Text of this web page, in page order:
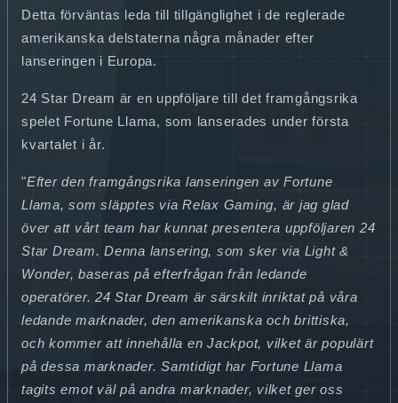
Detta förväntas leda till tillgänglighet i de reglerade
amerikanska delstaterna några månader efter
lanseringen i Europa.
24 Star Dream är en uppföljare till det framgångsrika
spelet Fortune Llama, som lanserades under första
kvartalet i år.
"Efter den framgångsrika lanseringen av Fortune
Llama, som släpptes via Relax Gaming, är jag glad
över att vårt team har kunnat presentera uppföljaren 24
Star Dream. Denna lansering, som sker via Light &
Wonder, baseras på efterfrågan från ledande
operatörer. 24 Star Dream är särskilt inriktat på våra
ledande marknader, den amerikanska och brittiska,
och kommer att innehålla en Jackpot, vilket är populärt
på dessa marknader. Samtidigt har Fortune Llama
tagits emot väl på andra marknader, vilket ger oss